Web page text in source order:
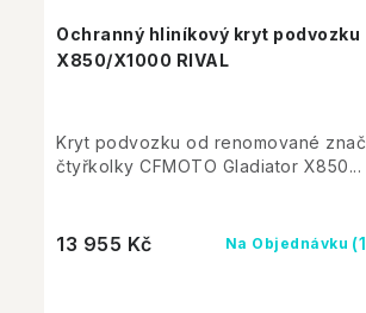
Ochranný hliníkový kryt podvozku
X850/X1000 RIVAL
Na Objednávku
13 955 Kč
Kryt podvozku od renomované
čtyřkolky CFMOTO Gladiator X850...